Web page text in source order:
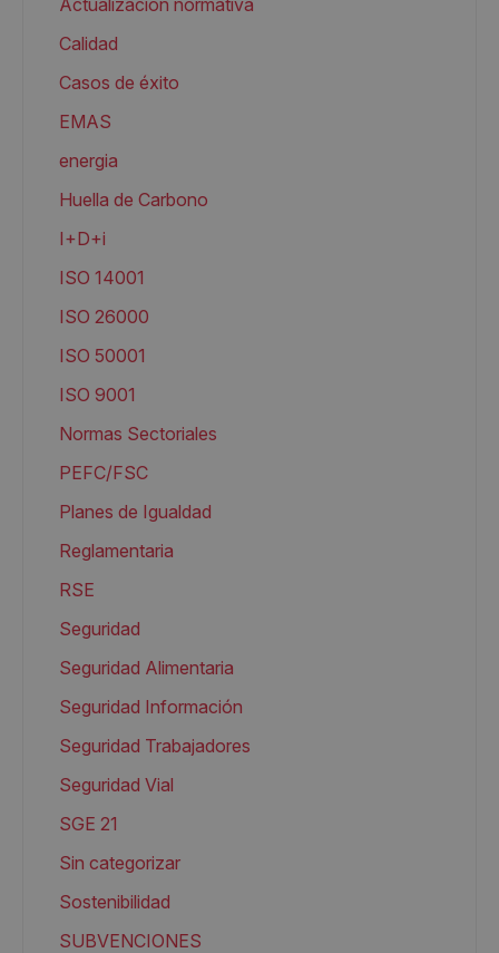
Actualización normativa
Calidad
Casos de éxito
EMAS
energia
Huella de Carbono
I+D+i
ISO 14001
ISO 26000
ISO 50001
ISO 9001
Normas Sectoriales
PEFC/FSC
Planes de Igualdad
Reglamentaria
RSE
Seguridad
Seguridad Alimentaria
Seguridad Información
Seguridad Trabajadores
Seguridad Vial
SGE 21
Sin categorizar
Sostenibilidad
SUBVENCIONES